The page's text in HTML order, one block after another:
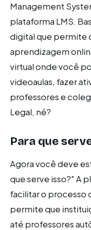
Management
plataforma LMS.
digital que permite
aprendizagem
virtual onde você
videoaulas, fazer
professores e
Legal, né?
Para que
Agora você deve
que serve isso?" A
facilitar o processo
permite que
até professores